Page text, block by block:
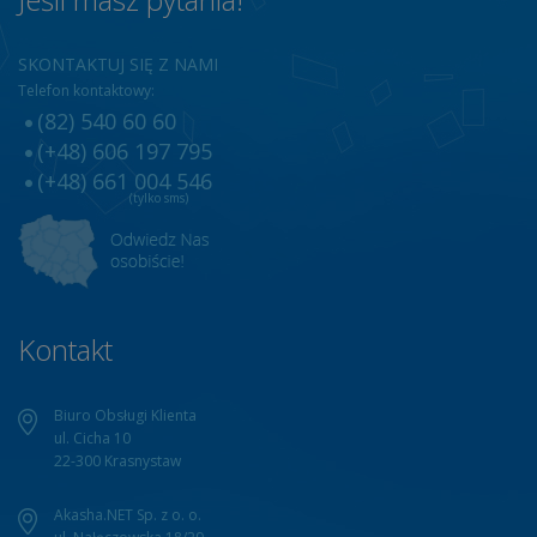
SKONTAKTUJ SIĘ Z NAMI
Telefon kontaktowy:
(82) 540 60 60
(+48) 606 197 795
(+48) 661 004 546
(tylko sms)
Kontakt
Biuro Obsługi Klienta
ul. Cicha 10
22-300 Krasnystaw
Akasha.NET Sp. z o. o.